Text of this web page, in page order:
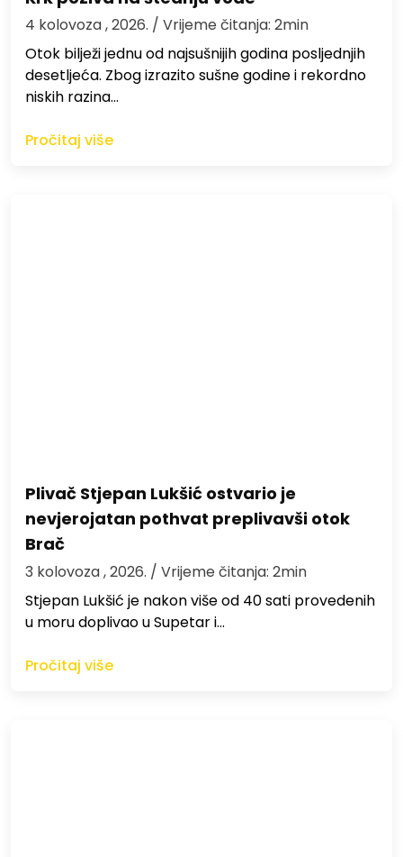
4 kolovoza , 2026. / Vrijeme čitanja: 2min
Otok bilježi jednu od najsušnijih godina posljednjih
desetljeća. Zbog izrazito sušne godine i rekordno
niskih razina…
Pročitaj više
Plivač Stjepan Lukšić ostvario je
nevjerojatan pothvat preplivavši otok
Brač
3 kolovoza , 2026. / Vrijeme čitanja: 2min
St​jepan Lukšić je nakon više od 40 sati provedenih
u moru doplivao u Supetar i…
Pročitaj više